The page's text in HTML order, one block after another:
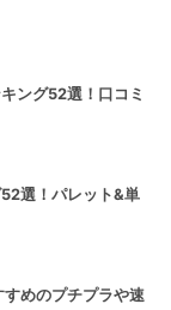
ング52選！口コミ
選！パレット&単
めのプチプラや速